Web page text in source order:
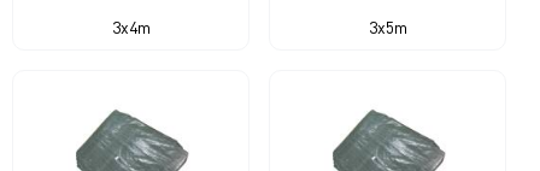
3x4m 3x5m